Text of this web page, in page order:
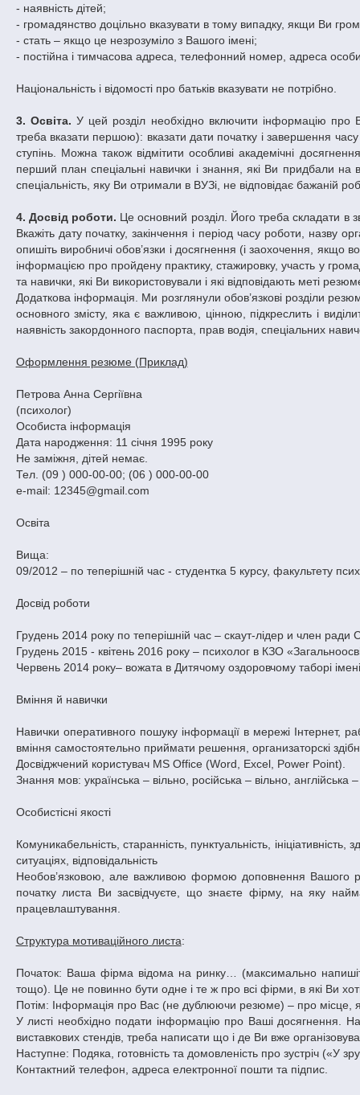
- наявність дітей;
- громадянство доцільно вказувати в тому випадку, якщи Ви
- стать – якщо це незрозуміло з Вашого імені;
- постійна і тимчасова адреса, телефонний номер, адреса
Національність і відомості про батьків вказувати не потрібно.
3. Освіта. У цей розділ необхідно включити інформацію про
треба вказати першою): вказати дати початку і завершення часу
ступінь. Можна також відмітити особливі академічні
перший план спеціальні навички і знання, які Ви придбали
спеціальність, яку Ви отримали в ВУЗі, не відповідає бажаній
4. Досвід роботи. Це основний розділ. Його треба складати в
Вкажіть дату початку, закінчення і період часу роботи, назву
опишіть виробничі обов’язки і досягнення (і заохочення,
інформацією про пройдену практику, стажировку, участь у
та навички, які Ви використовували і які відповідають меті
Додаткова інформація. Ми розглянули обов’язкові розділи
основного змісту, яка є важливою, цінною, підкреслить і
наявність закордонного паспорта, прав водія, спеціальних
Оформлення резюме (Приклад)
Петрова Анна Сергіївна
(психолог)
Особиста інформація
Дата народження: 11 січня 1995 року
Не заміжня, дітей немає.
Тел. (09 ) 000-00-00; (06 ) 000-00-00
e-mail: 12345@gmail.com
Освіта
Вища:
09/2012 – по теперішній час - студентка 5 курсу, факультету
Досвід роботи
Грудень 2014 року по теперішній час – скаут-лідер и член
Грудень 2015 - квітень 2016 року – психолог в КЗО
Червень 2014 року– вожата в Дитячому оздоровчому таборі
Вміння й навички
Навички оперативного пошуку інформації в мережі Інтернет,
вміння самостоятельно приймати решення, организаторскі
Досвіджчений користувач MS Office (Word, Excel, Power Point).
Знання мов: українська – вільно, російська – вільно, англійська
Особистісні якості
Комуникабельність, старанність, пунктуальність,
ситуаціях, відповідальність
Необов’язковою, але важливою формою доповнення Вашого
початку листа Ви засвідчуєте, що знаєте фірму, на яку
працевлаштування.
Структура мотиваційного листа:
Початок: Ваша фірма відома на ринку… (максимально
тощо). Це не повинно бути одне і те ж про всі фірми, в які Ви
Потім: Інформація про Вас (не дублюючи резюме) – про місце,
У листі необхідно подати інформацію про Ваші досягнення.
виставкових стендів, треба написати що і де Ви вже
Наступне: Подяка, готовність та домовленість про зустріч («У
Контактний телефон, адреса електронної пошти та підпис.